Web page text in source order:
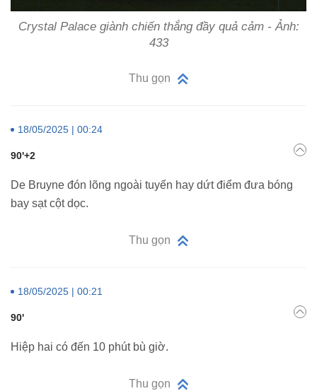
Crystal Palace giành chiến thắng đầy quả cảm - Ảnh:
433
Thu gọn
18/05/2025 | 00:24
90'+2
De Bruyne đón lõng ngoài tuyến hay dứt điểm đưa bóng
bay sạt cột dọc.
Thu gọn
18/05/2025 | 00:21
90'
Hiệp hai có đến 10 phút bù giờ.
Thu gọn